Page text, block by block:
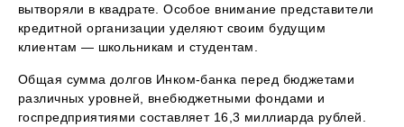
вытворяли в квадрате. Особое внимание представители
кредитной организации уделяют своим будущим
клиентам — школьникам и студентам.
Общая сумма долгов Инком-банка перед бюджетами
различных уровней, внебюджетными фондами и
госпредприятиями составляет 16,3 миллиарда рублей.